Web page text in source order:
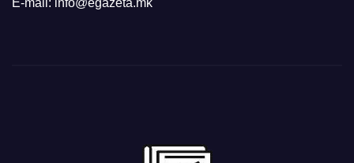
E-mail: info@egazeta.mk